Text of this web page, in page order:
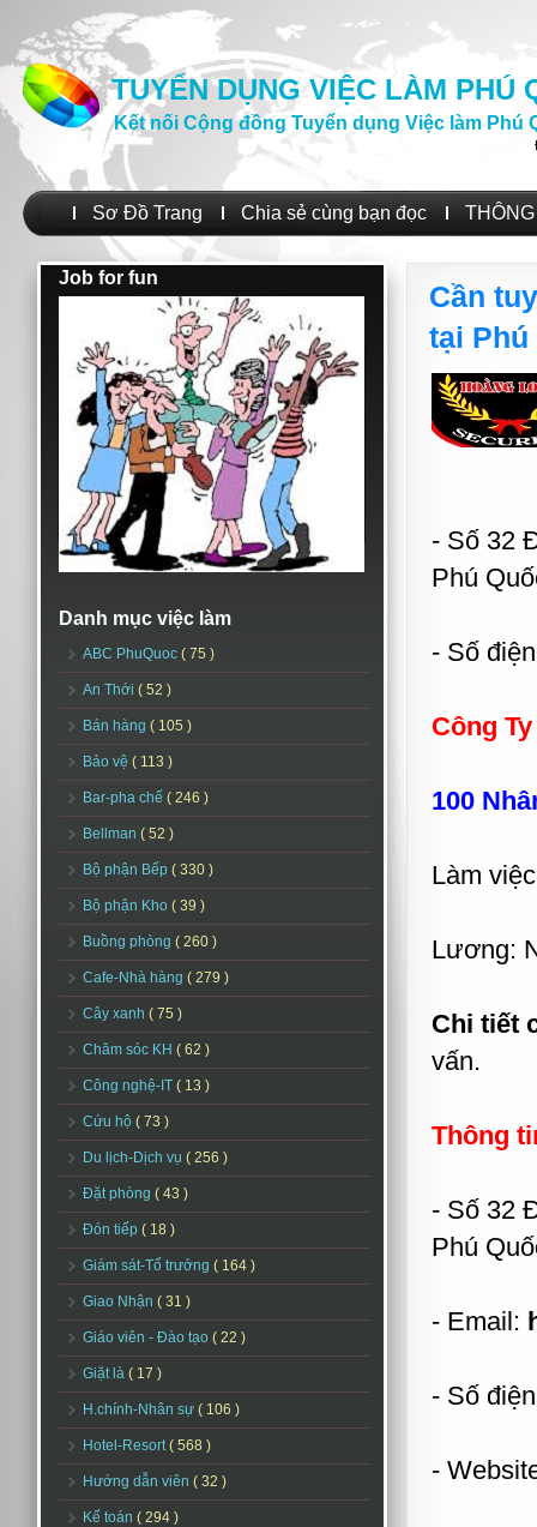
TUYỂN DỤNG VIỆC LÀM PHÚ
Kết nối Cộng đồng Tuyển dụng Việc làm Phú
Sơ Đồ Trang Chia sẻ cùng bạn đọc
Job for fun
Danh mục việc làm
ABC PhuQuoc ( 75 )
An Thới ( 52 )
Bán hàng ( 105 )
Bảo vệ ( 113 )
Bar-pha chế ( 246 )
Bellman ( 52 )
Bộ phận Bếp ( 330 )
Bộ phận Kho ( 39 )
Buồng phòng ( 260 )
Cafe-Nhà hàng ( 279 )
Cây xanh ( 75 )
Chăm sóc KH ( 62 )
Công nghệ-IT ( 13 )
Cứu hộ ( 73 )
Du lịch-Dịch vụ ( 256 )
Đặt phòng ( 43 )
Đón tiếp ( 18 )
Giám sát-Tổ trưởng ( 164 )
Giao Nhận ( 31 )
Giáo viên - Đào tạo ( 22 )
Giặt là ( 17 )
H.chính-Nhân sự ( 106 )
Hotel-Resort( 568 )
Hướng dẫn viên ( 32 )
Kế toán ( 294 )
Cần
tại Phú
- Số 32
Phú
- Số
Công
100
Làm
Lương:
Chi tiết
vấn.
Thông
- Số 32
Phú
- Email:
- Số
-